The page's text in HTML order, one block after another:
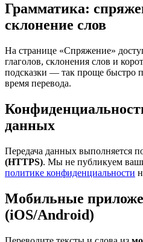
Грамматика:
склонение слов
На странице «Спряжение»
глаголов, склонения слов и
подсказки — так проще быстро
время перевода.
данных
Передача данных выполняется
(HTTPS). Мы не публикуем
политике конфиденциальности
Мобильные
(iOS/Android)